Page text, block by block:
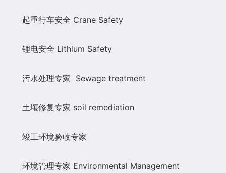
起重行车安全 Crane Safety
锂电安全 Lithium Safety
污水处理专家 Sewage treatment
土壤修复专家 soil remediation
竣工环境验收专家
环境管理专家 Environmental Management